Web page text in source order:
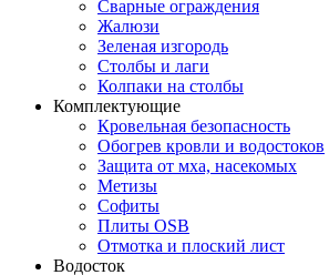
Сварные ограждения
Жалюзи
Зеленая изгородь
Столбы и лаги
Колпаки на столбы
Комплектующие
Кровельная безопасность
Обогрев кровли и водостоков
Защита от мха, насекомых
Метизы
Софиты
Плиты OSB
Отмотка и плоский лист
Водосток